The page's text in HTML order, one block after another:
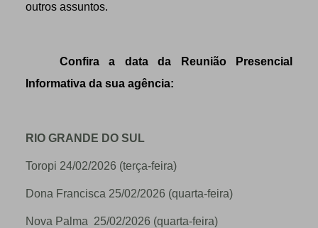
outros assuntos.
Confira a data da Reunião Presencial
Informativa da sua agência:
RIO GRANDE DO SUL
Toropi 24/02/2026 (terça-feira)
Dona Francisca 25/02/2026 (quarta-feira)
Nova Palma 25/02/2026 (quarta-feira)